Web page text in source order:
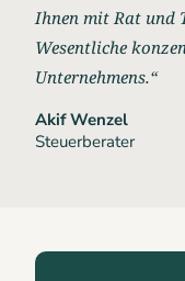
Ihnen mit Rat und
Wesentliche
Unternehmens.“
Akif Wenzel
Steuerberater